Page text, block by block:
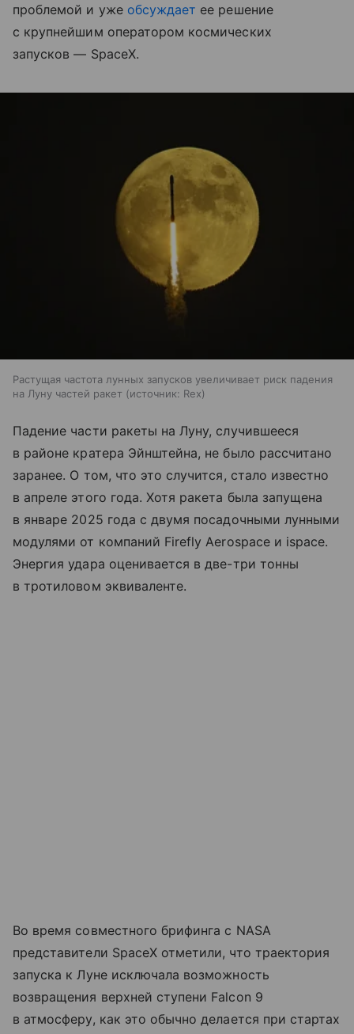
проблемой и уже обсуждает ее решение
с крупнейшим оператором космических
запусков — SpaceX.
Растущая частота лунных запусков увеличивает риск падения
на Луну частей ракет
источник: Rex
Падение части ракеты на Луну, случившееся
в районе кратера Эйнштейна, не было рассчитано
заранее. О том, что это случится, стало известно
в апреле этого года. Хотя ракета была запущена
в январе 2025 года с двумя посадочными лунными
модулями от компаний Firefly Aerospace и ispace.
Энергия удара оценивается в две-три тонны
в тротиловом эквиваленте.
Во время совместного брифинга с NASA
представители SpaceX отметили, что траектория
запуска к Луне исключала возможность
возвращения верхней ступени Falcon 9
в атмосферу, как это обычно делается при стартах